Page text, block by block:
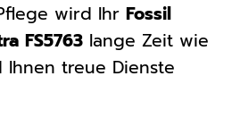
wird Ihr Fossil
FS5763 lange Zeit wie
treue Dienste